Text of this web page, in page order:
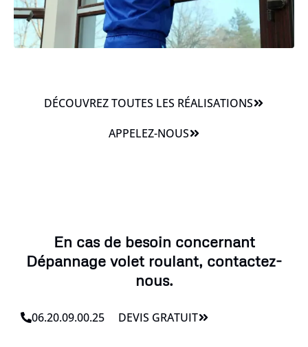
DÉCOUVREZ TOUTES LES RÉALISATIONS
APPELEZ-NOUS
En cas de besoin concernant
Dépannage volet roulant, contactez-
nous.
06.20.09.00.25 DEVIS GRATUIT